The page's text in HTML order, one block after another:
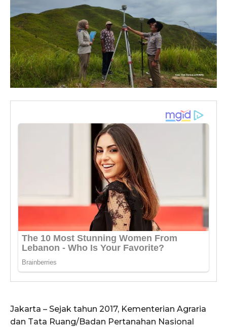
Jakarta – Sejak tahun 2017, Kementerian Agraria
dan Tata Ruang/Badan Pertanahan Nasional